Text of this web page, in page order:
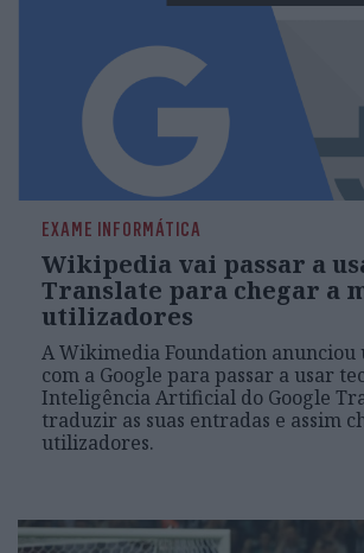
EXAME INFORMÁTICA
Wikipedia vai passar a
Translate para chegar a
utilizadores
A Wikimedia Foundation anunciou
com a Google para passar a usar
Inteligência Artificial do Google
traduzir as suas entradas e assim
utilizadores.